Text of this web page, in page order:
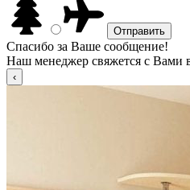
Спасибо за Ваше сообщение!
Наш менеджер свяжется с Вами